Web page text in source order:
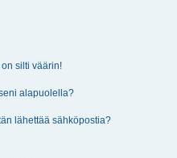
silti väärin!
alapuolella?
lähettää sähköpostia?